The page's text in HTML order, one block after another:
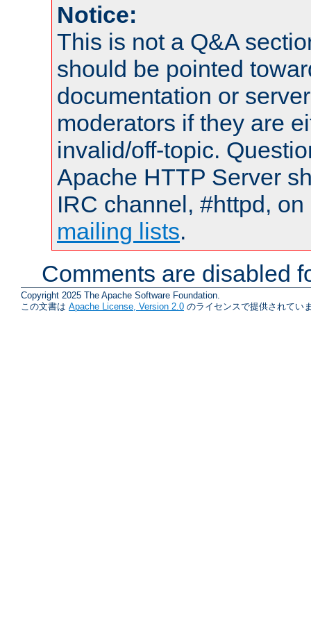
Notice:
This is not a Q&A
should be pointed
documentation or
moderators if they are
invalid/off-topic.
Apache HTTP Server
IRC channel, #httpd,
mailing lists.
Comments are disabled
Copyright 2025 The Apache Software Foundation.
この文書は Apache License, Version 2.0 のライセンスで提供されてい